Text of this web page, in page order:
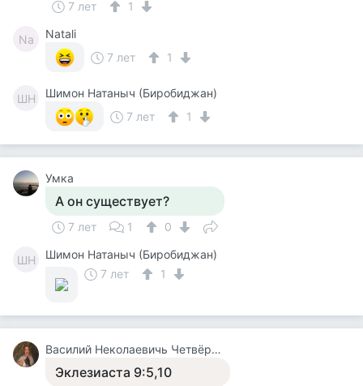
7 лет 1
Na
Natali
7 лет
1
ШН
Шимон Натаныч (Биробиджан)
7 лет
1
Умка
А он существует?
7 лет 1 0
ШН
Шимон Натаныч (Биробиджан)
7 лет
1
Василий Неколаевичь Четвёркин
Эклезиаста 9:5,10